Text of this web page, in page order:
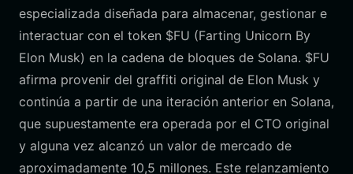
especializada diseñada para almacenar, gestionar e
interactuar con el token $FU (Farting Unicorn By
Elon Musk) en la cadena de bloques de Solana. $FU
afirma provenir del graffiti original de Elon Musk y
continúa a partir de una iteración anterior en Solana,
que supuestamente era operada por el CTO original
y alguna vez alcanzó un valor de mercado de
aproximadamente 10,5 millones. Este relanzamiento